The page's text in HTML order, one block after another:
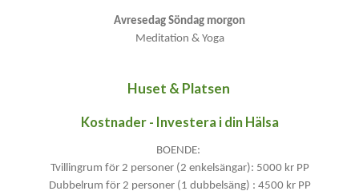
Avresedag Söndag morgon
Meditation & Yoga
Huset & Platsen
Kostnader - Investera i din Hälsa
BOENDE:
Tvillingrum för 2 personer (2 enkelsängar): 5000 kr PP
Dubbelrum för 2 personer (1 dubbelsäng) : 4500 kr PP